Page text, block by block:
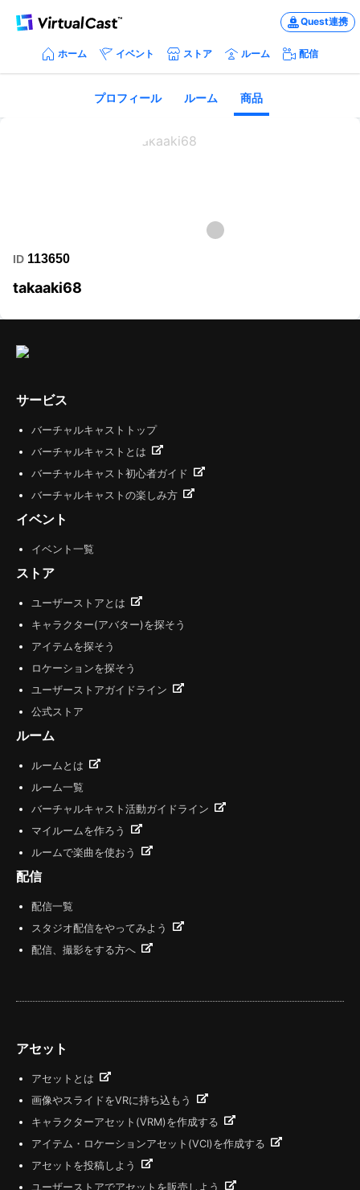
Quest連携
ホーム イベント ストア ルーム 配信
プロフィール ルーム 商品
ID 113650
takaaki68
サービス
バーチャルキャストトップ
バーチャルキャストとは
バーチャルキャスト初心者ガイド
バーチャルキャストの楽しみ方
イベント
イベント一覧
ストア
ユーザーストアとは
キャラクター(アバター)を探そう
アイテムを探そう
ロケーションを探そう
ユーザーストアガイドライン
公式ストア
ルーム
ルームとは
ルーム一覧
バーチャルキャスト活動ガイドライン
マイルームを作ろう
ルームで楽曲を使おう
配信
配信一覧
スタジオ配信をやってみよう
配信、撮影をする方へ
アセット
アセットとは
画像やスライドをVRに持ち込もう
キャラクターアセット(VRM)を作成する
アイテム・ロケーションアセット(VCI)を作成する
アセットを投稿しよう
ユーザーストアでアセットを販売しよう